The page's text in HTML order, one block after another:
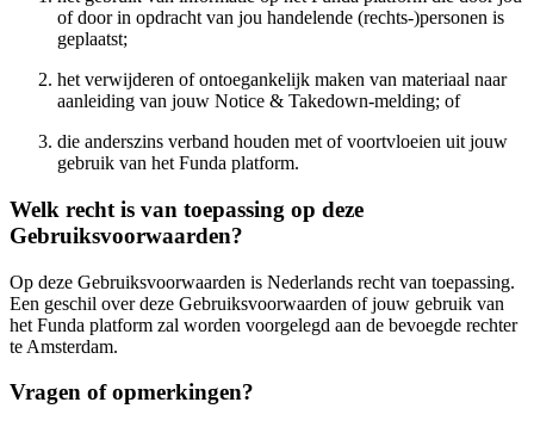
of door in opdracht van jou handelende (rechts-)personen is
geplaatst;
het verwijderen of ontoegankelijk maken van materiaal naar
aanleiding van jouw Notice & Takedown-melding; of
die anderszins verband houden met of voortvloeien uit jouw
gebruik van het Funda platform.
Welk recht is van toepassing op deze
Gebruiksvoorwaarden?
Op deze Gebruiksvoorwaarden is Nederlands recht van toepassing.
Een geschil over deze Gebruiksvoorwaarden of jouw gebruik van
het Funda platform zal worden voorgelegd aan de bevoegde rechter
te Amsterdam.
Vragen of opmerkingen?